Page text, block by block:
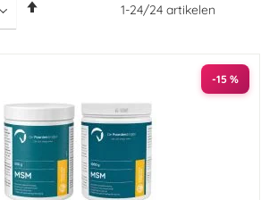
1-24/24 artikelen
-15 %